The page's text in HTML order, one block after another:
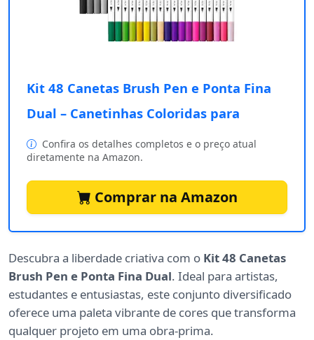
Kit 48 Canetas Brush Pen e Ponta Fina
Dual – Canetinhas Coloridas para
Confira os detalhes completos e o preço atual
diretamente na Amazon.
Comprar na Amazon
Descubra a liberdade criativa com o Kit 48 Canetas
Brush Pen e Ponta Fina Dual. Ideal para artistas,
estudantes e entusiastas, este conjunto diversificado
oferece uma paleta vibrante de cores que transforma
qualquer projeto em uma obra-prima.